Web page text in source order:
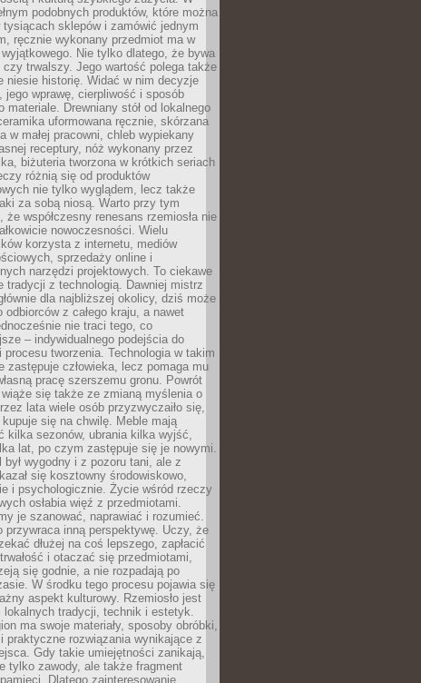
podobnych produktów, które można
tysiącach sklepów i zamówić jednym
ręcznie wykonany przedmiot ma w
Nie tylko dlatego, że bywa
czy trwalszy. Jego wartość polega także
niesie historię. Widać w nim decyzje
jego wprawę, cierpliwość i sposób
materiale. Drewniany stół od lokalnego
uformowana ręcznie, skórzana
w małej pracowni, chleb wypiekany
receptury, nóż wykonany przez
biżuteria tworzona w krótkich seriach
różnią się od produktów
nie tylko wyglądem, lecz także
za sobą niosą. Warto przy tym
że współczesny renesans rzemiosła nie
nowoczesności. Wielu
korzysta z internetu, mediów
sprzedaży online i
narzędzi projektowych. To ciekawe
tradycji z technologią. Dawniej mistrz
dla najbliższej okolicy, dziś może
odbiorców z całego kraju, a nawet
nie traci tego, co
– indywidualnego podejścia do
procesu tworzenia. Technologia w takim
zastępuje człowieka, lecz pomaga mu
pracę szerszemu gronu. Powrót
wiąże się także ze zmianą myślenia o
lata wiele osób przyzwyczaiło się,
się na chwilę. Meble mają
kilka sezonów, ubrania kilka wyjść,
lat, po czym zastępuje się je nowymi.
był wygodny i z pozoru tani, ale z
się kosztowny środowiskowo,
i psychologicznie. Życie wśród rzeczy
osłabia więź z przedmiotami.
je szanować, naprawiać i rozumieć.
przywraca inną perspektywę. Uczy, że
dłużej na coś lepszego, zapłacić
i otaczać się przedmiotami,
się godnie, a nie rozpadają po
W środku tego procesu pojawia się
aspekt kulturowy. Rzemiosło jest
lokalnych tradycji, technik i estetyk.
ma swoje materiały, sposoby obróbki,
praktyczne rozwiązania wynikające z
Gdy takie umiejętności zanikają,
tylko zawody, ale także fragment
Dlatego zainteresowanie